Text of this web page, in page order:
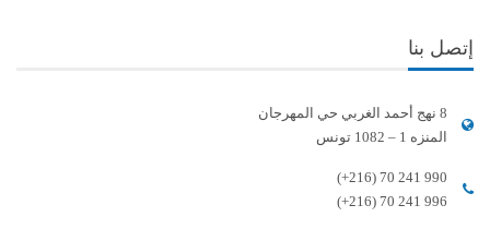
إتصل بنا
8 نهج أحمد الغربي حي المهرجان
المنزه 1 – 1082 تونس
(+216) 70 241 990
(+216) 70 241 996